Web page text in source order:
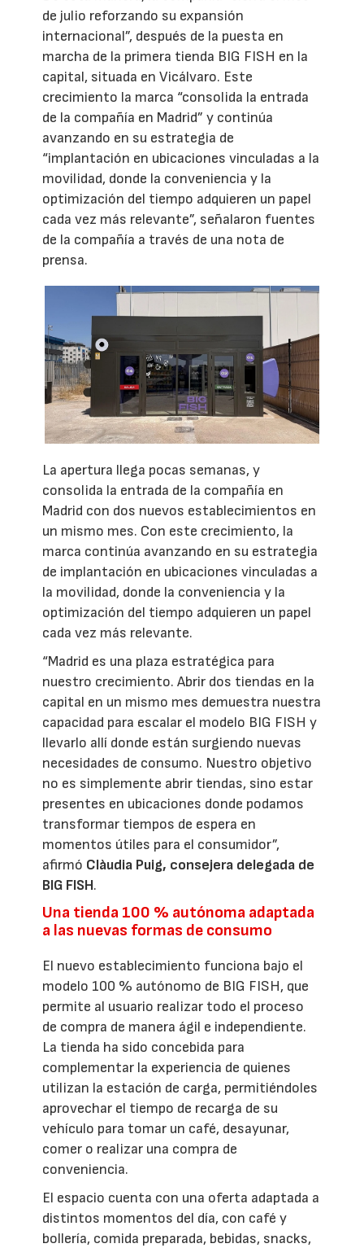
de julio reforzando su expansión
internacional”, después de la puesta en
marcha de la primera tienda BIG FISH en la
capital, situada en Vicálvaro. Este
crecimiento la marca “consolida la entrada
de la compañía en Madrid” y continúa
avanzando en su estrategia de
“implantación en ubicaciones vinculadas a la
movilidad, donde la conveniencia y la
optimización del tiempo adquieren un papel
cada vez más relevante”, señalaron fuentes
de la compañía a través de una nota de
prensa.
La apertura llega pocas semanas, y
consolida la entrada de la compañía en
Madrid con dos nuevos establecimientos en
un mismo mes. Con este crecimiento, la
marca continúa avanzando en su estrategia
de implantación en ubicaciones vinculadas a
la movilidad, donde la conveniencia y la
optimización del tiempo adquieren un papel
cada vez más relevante.
“Madrid es una plaza estratégica para
nuestro crecimiento. Abrir dos tiendas en la
capital en un mismo mes demuestra nuestra
capacidad para escalar el modelo BIG FISH y
llevarlo allí donde están surgiendo nuevas
necesidades de consumo. Nuestro objetivo
no es simplemente abrir tiendas, sino estar
presentes en ubicaciones donde podamos
transformar tiempos de espera en
momentos útiles para el consumidor”,
afirmó Clàudia Puig, consejera delegada de
BIG FISH.
Una tienda 100 % autónoma adaptada
a las nuevas formas de consumo
El nuevo establecimiento funciona bajo el
modelo 100 % autónomo de BIG FISH, que
permite al usuario realizar todo el proceso
de compra de manera ágil e independiente.
La tienda ha sido concebida para
complementar la experiencia de quienes
utilizan la estación de carga, permitiéndoles
aprovechar el tiempo de recarga de su
vehículo para tomar un café, desayunar,
comer o realizar una compra de
conveniencia.
El espacio cuenta con una oferta adaptada a
distintos momentos del día, con café y
bollería, comida preparada, bebidas, snacks,